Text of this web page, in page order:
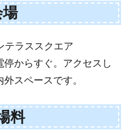
場
テラススクエア
停からすぐ。アクセスし
スペースです。
料